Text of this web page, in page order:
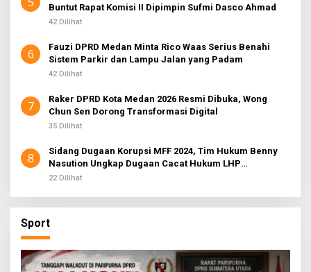
Buntut Rapat Komisi II Dipimpin Sufmi Dasco Ahmad
42 Dilihat
6
Fauzi DPRD Medan Minta Rico Waas Serius Benahi
Sistem Parkir dan Lampu Jalan yang Padam
42 Dilihat
7
Raker DPRD Kota Medan 2026 Resmi Dibuka, Wong
Chun Sen Dorong Transformasi Digital
35 Dilihat
8
Sidang Dugaan Korupsi MFF 2024, Tim Hukum Benny
Nasution Ungkap Dugaan Cacat Hukum LHP
Inspektorat
22 Dilihat
Sport